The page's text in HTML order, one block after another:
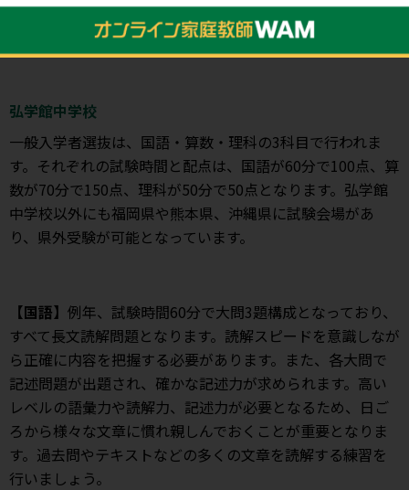
式を把握しておくことが大切です。
弘学館中学校
一般入学者選抜は、国語・算数・理科の3科目で行われま
す。それぞれの試験時間と配点は、国語が60分で100点、算
数が70分で150点、理科が50分で50点となります。弘学館
中学校以外にも福岡県や熊本県、沖縄県に試験会場があ
り、県外受験が可能となっています。
【国語】 例年、試験時間60分で大問3題構成となっており、
すべて長文読解問題となります。読解スピードを意識しなが
ら正確に内容を把握する必要があります。また、各大問で
記述問題が出題され、確かな記述力が求められます。高い
レベルの語彙力や読解力、記述力が必要となるため、日ご
ろから様々な文章に慣れ親しんでおくことが重要となりま
す。過去問やテキストなどの多くの文章を読解する練習を
行いましょう。